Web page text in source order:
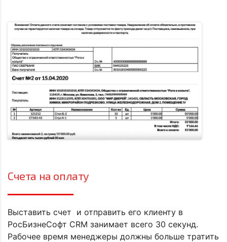
Счета на оплату
Выставить счет и отправить его клиенту в
РосБизнеСофт CRM занимает всего 30 секунд.
Рабочее время менеджеры должны больше тратить